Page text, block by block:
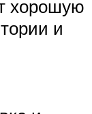
хорошую
и